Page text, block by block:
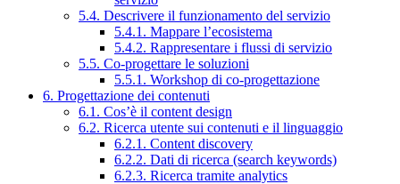
5.4. Descrivere il funzionamento del servizio
5.4.1. Mappare l’ecosistema
5.4.2. Rappresentare i flussi di servizio
5.5. Co-progettare le soluzioni
5.5.1. Workshop di co-progettazione
6. Progettazione dei contenuti
6.1. Cos’è il content design
6.2. Ricerca utente sui contenuti e il linguaggio
6.2.1. Content discovery
6.2.2. Dati di ricerca (search keywords)
6.2.3. Ricerca tramite analytics